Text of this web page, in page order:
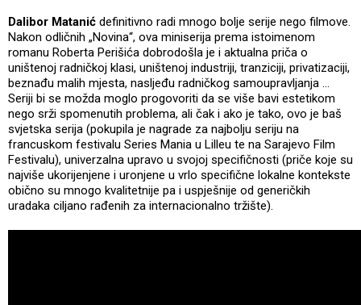
Dalibor Matanić definitivno radi mnogo bolje serije nego filmove.
Nakon odličnih „Novina“, ova miniserija prema istoimenom
romanu Roberta Perišića dobrodošla je i aktualna priča o
uništenoj radničkoj klasi, uništenoj industriji, tranziciji, privatizaciji,
beznađu malih mjesta, nasljeđu radničkog samoupravljanja …
Seriji bi se možda moglo progovoriti da se više bavi estetikom
nego srži spomenutih problema, ali čak i ako je tako, ovo je baš
svjetska serija (pokupila je nagrade za najbolju seriju na
francuskom festivalu Series Mania u Lilleu te na Sarajevo Film
Festivalu), univerzalna upravo u svojoj specifičnosti (priče koje su
najviše ukorijenjene i uronjene u vrlo specifične lokalne kontekste
obično su mnogo kvalitetnije pa i uspješnije od generičkih
uradaka ciljano rađenih za internacionalno tržište).